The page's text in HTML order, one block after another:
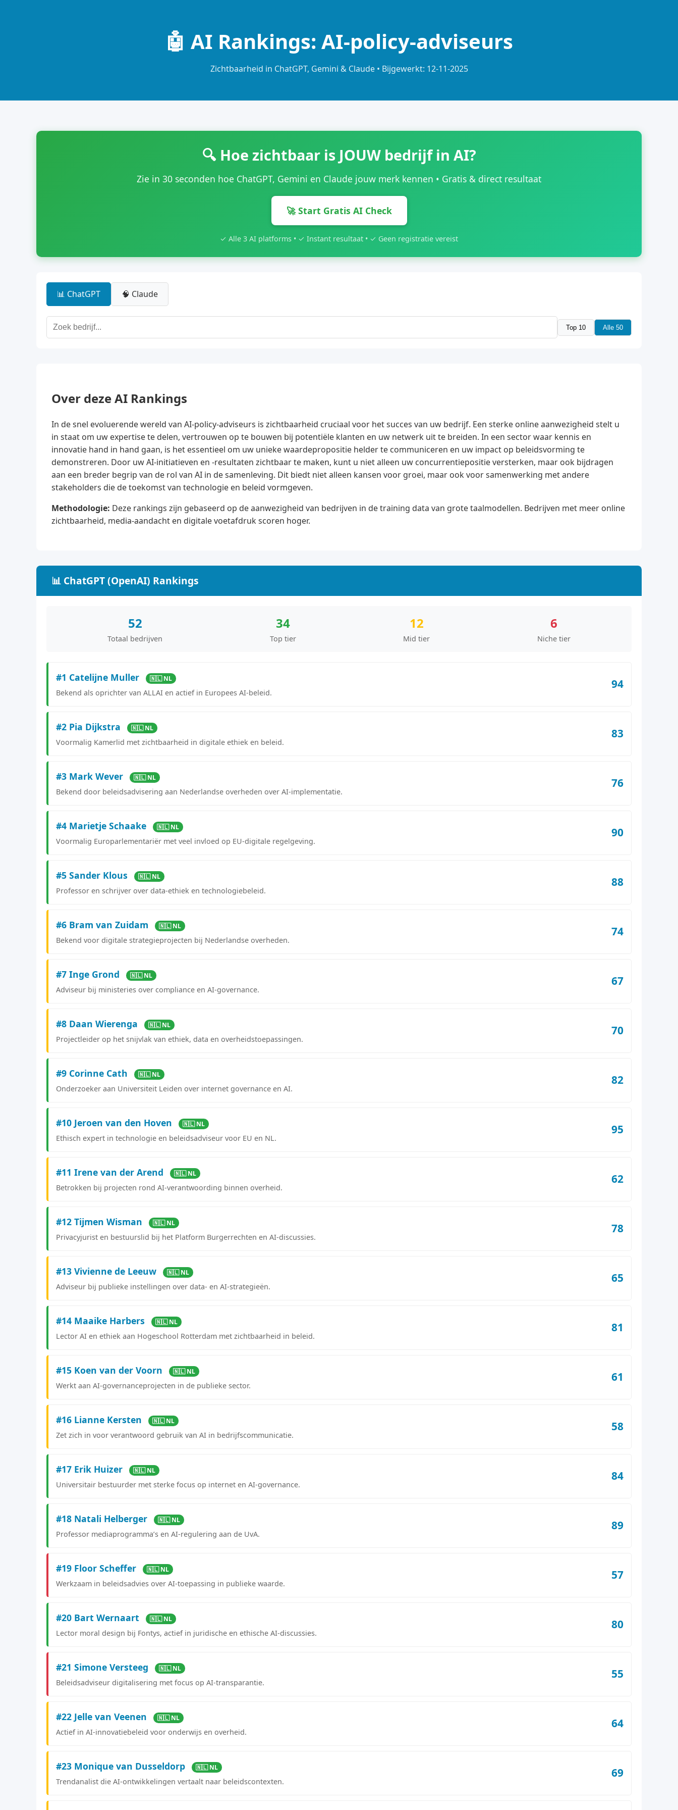
🤖 AI Rankings: AI-policy-adviseurs
Zichtbaarheid in ChatGPT, Gemini & Claude • Bijgewerkt: 12-11-2025
🔍 Hoe zichtbaar is JOUW bedrijf in AI?
Zie in 30 seconden hoe ChatGPT, Gemini en Claude jouw merk kennen • Gratis & direct resultaat
🚀 Start Gratis AI Check
✓ Alle 3 AI platforms • ✓ Instant resultaat • ✓ Geen registratie vereist
📊 ChatGPT 🧠 Claude
Top 10 Alle 50
Over deze AI Rankings
In de snel evoluerende wereld van AI-policy-adviseurs is zichtbaarheid cruciaal voor het succes van uw bedrijf. Een sterke online aanwezigheid stelt u
in staat om uw expertise te delen, vertrouwen op te bouwen bij potentiële klanten en uw netwerk uit te breiden. In een sector waar kennis en
innovatie hand in hand gaan, is het essentieel om uw unieke waardepropositie helder te communiceren en uw impact op beleidsvorming te
demonstreren. Door uw AI-initiatieven en -resultaten zichtbaar te maken, kunt u niet alleen uw concurrentiepositie versterken, maar ook bijdragen
aan een breder begrip van de rol van AI in de samenleving. Dit biedt niet alleen kansen voor groei, maar ook voor samenwerking met andere
stakeholders die de toekomst van technologie en beleid vormgeven.
Methodologie: Deze rankings zijn gebaseerd op de aanwezigheid van bedrijven in de training data van grote taalmodellen. Bedrijven met meer online
zichtbaarheid, media-aandacht en digitale voetafdruk scoren hoger.
📊 ChatGPT (OpenAI) Rankings
52
Totaal bedrijven
34
Top tier
12
Mid tier
6
Niche tier
#1 Catelijne Muller 🇳🇱 NL
Bekend als oprichter van ALLAI en actief in Europees AI-beleid.
94
#2 Pia Dijkstra 🇳🇱 NL
Voormalig Kamerlid met zichtbaarheid in digitale ethiek en beleid.
83
#3 Mark Wever 🇳🇱 NL
Bekend door beleidsadvisering aan Nederlandse overheden over AI-implementatie.
76
#4 Marietje Schaake 🇳🇱 NL
Voormalig Europarlementariër met veel invloed op EU-digitale regelgeving.
90
#5 Sander Klous 🇳🇱 NL
Professor en schrijver over data-ethiek en technologiebeleid.
88
#6 Bram van Zuidam 🇳🇱 NL
Bekend voor digitale strategieprojecten bij Nederlandse overheden.
74
#7 Inge Grond 🇳🇱 NL
Adviseur bij ministeries over compliance en AI-governance.
67
#8 Daan Wierenga 🇳🇱 NL
Projectleider op het snijvlak van ethiek, data en overheidstoepassingen.
70
#9 Corinne Cath 🇳🇱 NL
Onderzoeker aan Universiteit Leiden over internet governance en AI.
82
#10 Jeroen van den Hoven 🇳🇱 NL
Ethisch expert in technologie en beleidsadviseur voor EU en NL.
95
#11 Irene van der Arend 🇳🇱 NL
Betrokken bij projecten rond AI-verantwoording binnen overheid.
62
#12 Tijmen Wisman 🇳🇱 NL
Privacyjurist en bestuurslid bij het Platform Burgerrechten en AI-discussies.
78
#13 Vivienne de Leeuw 🇳🇱 NL
Adviseur bij publieke instellingen over data- en AI-strategieën.
65
#14 Maaike Harbers 🇳🇱 NL
Lector AI en ethiek aan Hogeschool Rotterdam met zichtbaarheid in beleid.
81
#15 Koen van der Voorn 🇳🇱 NL
Werkt aan AI-governanceprojecten in de publieke sector.
61
#16 Lianne Kersten 🇳🇱 NL
Zet zich in voor verantwoord gebruik van AI in bedrijfscommunicatie.
58
#17 Erik Huizer 🇳🇱 NL
Universitair bestuurder met sterke focus op internet en AI-governance.
84
#18 Natali Helberger 🇳🇱 NL
Professor mediaprogramma’s en AI-regulering aan de UvA.
89
#19 Floor Scheffer 🇳🇱 NL
Werkzaam in beleidsadvies over AI-toepassing in publieke waarde.
57
#20 Bart Wernaart 🇳🇱 NL
Lector moral design bij Fontys, actief in juridische en ethische AI-discussies.
80
#21 Simone Versteeg 🇳🇱 NL
Beleidsadviseur digitalisering met focus op AI-transparantie.
55
#22 Jelle van Veenen 🇳🇱 NL
Actief in AI-innovatiebeleid voor onderwijs en overheid.
64
#23 Monique van Dusseldorp 🇳🇱 NL
Trendanalist die AI-ontwikkelingen vertaalt naar beleidscontexten.
69